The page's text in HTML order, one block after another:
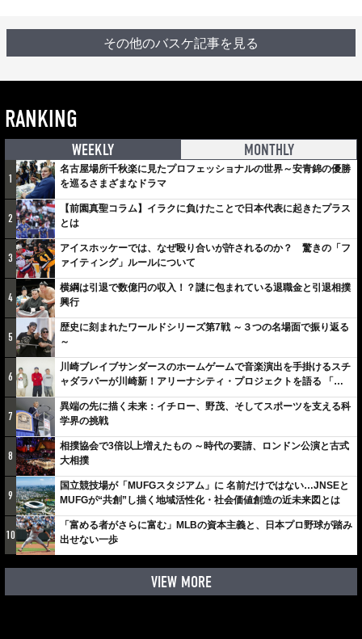
その他のバスケ記事を見る
RANKING
WEEKLY MONTHLY
1
名古屋場所千秋楽に見たプロフェッショナルの世界～安青錦の優勝
を巡るさまざまなドラマ
2
【前園真聖コラム】イラクに負けたことで日本代表に起きたプラス
とは
3
アイスホッケーでは、なぜ殴り合いが許されるのか？ 驚きの「フ
ァイティング」ルールについて
4
横綱は引退で数億円の収入！？謎に包まれている退職金と引退相撲
興行
5
歴史に刻まれたワールドシリーズ第7戦 ～３つの名場面で振り返る
～
6
川崎ブレイブサンダースのホームゲームで音楽演出を手掛けるスチ
ャダラパーが川崎新！アリーナシティ・プロジェクトを語る 「楽
しみでしかないでしょ。川崎は、ずっと成長曲線だから」
7
異端の先に描く未来：イチロー、野茂、そしてスポーツを支える科
学界の挑戦
8
相撲協会で3倍以上増えたもの ～時代の要請、ロンドン公演と古式
大相撲
9
国立競技場が「MUFGスタジアム」に 名前だけではない…JNSEと
MUFGが“共創”し描く地域活性化・社会価値創造の近未来図とは
10
「富める者がさらに富む」MLBの資本主義と、日本プロ野球が踏み
出せない一歩
VIEW MORE